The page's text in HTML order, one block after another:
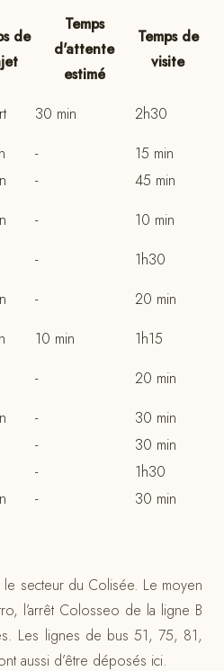
de
Temps
d'attente
estimé
Temps de
visite
30 min
2h30
-
15 min
-
45 min
-
10 min
-
1h30
-
20 min
10 min
1h15
-
20 min
-
30 min
-
30 min
-
1h30
- 30 min
secteur du Colisée. Le moyen
l’arrêt Colosseo de la ligne B
Les lignes de bus 51, 75, 81,
aussi d’être déposés ici.